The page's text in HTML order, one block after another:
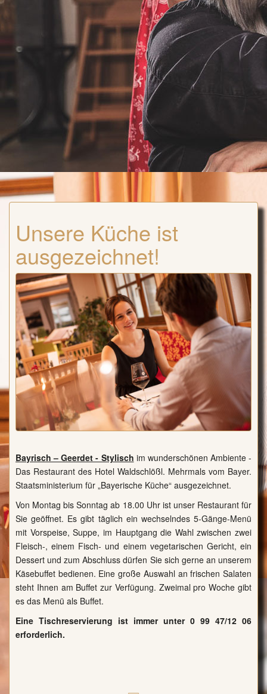
Unsere Küche ist
ausgezeichnet!
Bayrisch – Geerdet - Stylisch im wunderschönen Ambiente -
Das Restaurant des Hotel Waldschlößl. Mehrmals vom Bayer.
Staatsministerium für „Bayerische Küche“ ausgezeichnet.
Von Montag bis Sonntag ab 18.00 Uhr ist unser Restaurant für
Sie geöffnet. Es gibt täglich ein wechselndes 5-Gänge-Menü
mit Vorspeise, Suppe, im Hauptgang die Wahl zwischen zwei
Fleisch-, einem Fisch- und einem vegetarischen Gericht, ein
Dessert und zum Abschluss dürfen Sie sich gerne an unserem
Käsebuffet bedienen. Eine große Auswahl an frischen Salaten
steht Ihnen am Buffet zur Verfügung. Zweimal pro Woche gibt
es das Menü als Buffet.
Eine Tischreservierung ist immer unter 0 99 47/12 06
erforderlich.